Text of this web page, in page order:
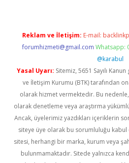
Reklam ve İletişim: E-mail:
forumhizmeti@gmail.com Whatsapp:
@karabul
Yasal Uyarı: Sitemiz, 5651 Sayılı
ve İletişim Kurumu (BTK) tarafından
olarak hizmet vermektedir. Bu
olarak denetleme veya araştırma
Ancak, üyelerimiz yazdıkları içeriklerin
siteye üye olarak bu sorumluluğu kabul
sitesi, herhangi bir marka, kurum veya
bulunmamaktadır. Sitede yalnızca